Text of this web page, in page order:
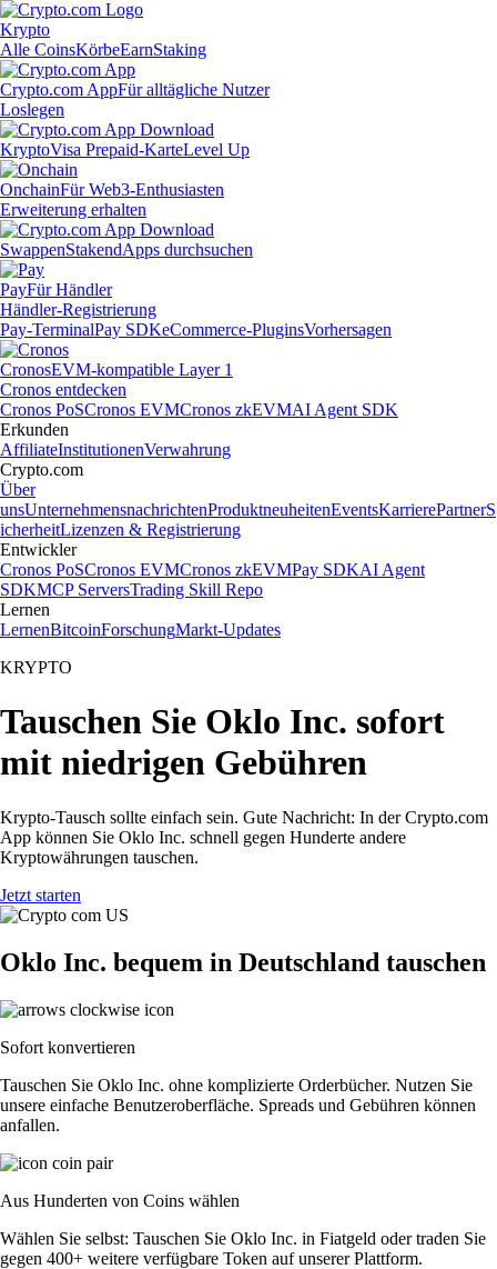
Krypto
Alle CoinsKörbeEarnStaking
Crypto.com AppFür alltägliche Nutzer
Loslegen
KryptoVisa Prepaid-KarteLevel Up
OnchainFür Web3-Enthusiasten
Erweiterung erhalten
SwappenStakendApps durchsuchen
PayFür Händler
Händler-Registrierung
Pay-TerminalPay SDKeCommerce-PluginsVorhersagen
CronosEVM-kompatible Layer 1
Cronos entdecken
Cronos PoSCronos EVMCronos zkEVMAI Agent SDK
Erkunden
AffiliateInstitutionenVerwahrung
Crypto.com
Über
unsUnternehmensnachrichtenProduktneuheitenEventsKarrierePartnerS
icherheitLizenzen & Registrierung
Entwickler
Cronos PoSCronos EVMCronos zkEVMPay SDKAI Agent
SDKMCP ServersTrading Skill Repo
Lernen
LernenBitcoinForschungMarkt-Updates
KRYPTO
Tauschen Sie Oklo Inc. sofort
mit niedrigen Gebühren
Krypto-Tausch sollte einfach sein. Gute Nachricht: In der Crypto.com
App können Sie Oklo Inc. schnell gegen Hunderte andere
Kryptowährungen tauschen.
Jetzt starten
Oklo Inc. bequem in Deutschland tauschen
Sofort konvertieren
Tauschen Sie Oklo Inc. ohne komplizierte Orderbücher. Nutzen Sie
unsere einfache Benutzeroberfläche. Spreads und Gebühren können
anfallen.
Aus Hunderten von Coins wählen
Wählen Sie selbst: Tauschen Sie Oklo Inc. in Fiatgeld oder traden Sie
gegen 400+ weitere verfügbare Token auf unserer Plattform.